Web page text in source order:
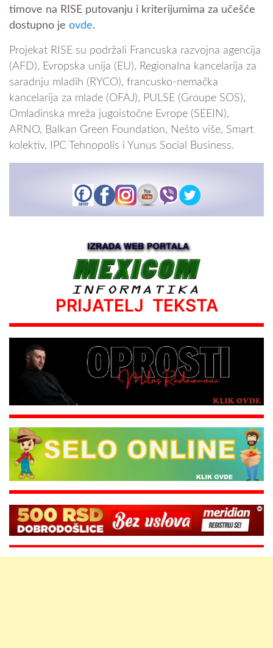
timove na RISE putovanju i kriterijumima za učešće
dostupno je ovde.
Projekat RISE su podržali Francuska razvojna agencija
(AFD), Evropska unija (EU), Regionalna kancelarija za
saradnju mladih (RYCO), francusko-nemačka
kancelarija za mlade (OFAJ), PULSE (Groupe SOS),
Omladinska mreža jugoistočne Evrope (SEEIN),
ARNO, Balkan Green Foundation, Nešto više, Smart
kolektiv, IPC Tehnopolis i Yunus Social Business.
PRIJATELJ TEKSTA